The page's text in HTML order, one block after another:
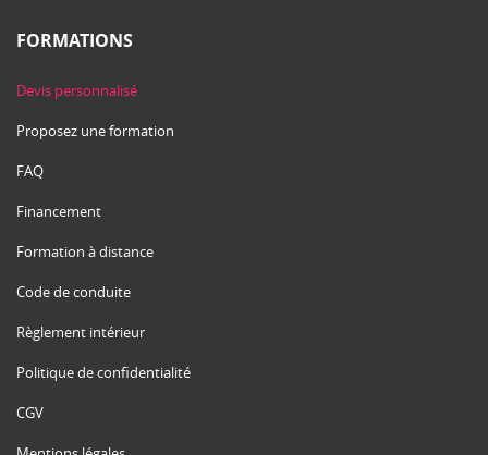
FORMATIONS
Devis personnalisé
Proposez une formation
FAQ
Financement
Formation à distance
Code de conduite
Règlement intérieur
Politique de confidentialité
CGV